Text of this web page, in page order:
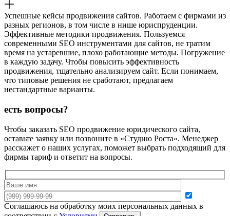
Успешные кейсы продвижения сайтов. Работаем с фирмами из
разных регионов, в том числе в нише юриспруденции.
Эффективные методики продвижения. Пользуемся
современными SEO инструментами для сайтов, не тратим
время на устаревшие, плохо работающие методы. Погружение
в каждую задачу. Чтобы повысить эффективность
продвижения, тщательно анализируем сайт. Если понимаем,
что типовые решения не сработают, предлагаем
нестандартные варианты.
есть вопросы?
Чтобы заказать SEO продвижение юридического сайта,
оставьте заявку или позвоните в «Студию Роста». Менеджер
расскажет о наших услугах, поможет выбрать подходящий для
фирмы тариф и ответит на вопросы.
Соглашаюсь на обработку моих персональных данных в